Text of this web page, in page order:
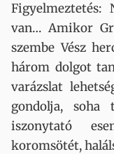
Figyelmeztetés:
van… Amikor
szembe Vész
három dolgot
varázslat
gondolja, soha
iszonytató
koromsötét,